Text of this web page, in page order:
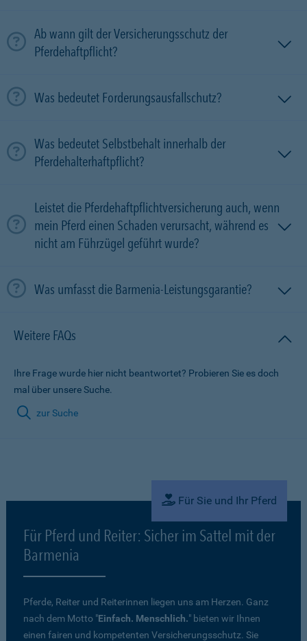
Ab wann gilt der Versicherungsschutz der
Pferdehaftpflicht?
Was bedeutet Forderungsausfallschutz?
Was bedeutet Selbstbehalt innerhalb der
Pferdehalterhaftpflicht?
Leistet die Pferdehaftpflichtversicherung auch, wenn
mein Pferd einen Schaden verursacht, während es
nicht am Führzügel geführt wurde?
Was umfasst die Barmenia-Leistungsgarantie?
Weitere FAQs
Ihre Frage wurde hier nicht beantwortet? Probieren Sie es doch
mal über unsere Suche.
zur Suche
Für Sie und Ihr Pferd
Für Pferd und Reiter: Sicher im Sattel mit der
Barmenia
Pferde, Reiter und Reiterinnen liegen uns am Herzen. Ganz
nach dem Motto "Einfach. Menschlich." bieten wir Ihnen
einen fairen und kompetenten Versicherungsschutz. Sie